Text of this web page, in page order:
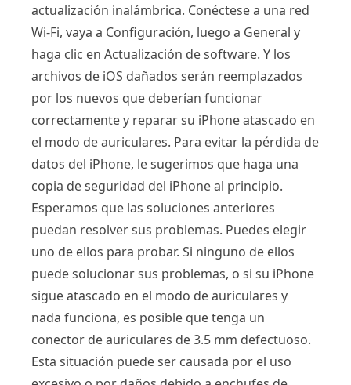
actualización inalámbrica. Conéctese a una red
Wi-Fi, vaya a Configuración, luego a General y
haga clic en Actualización de software. Y los
archivos de iOS dañados serán reemplazados
por los nuevos que deberían funcionar
correctamente y reparar su iPhone atascado en
el modo de auriculares. Para evitar la pérdida de
datos del iPhone, le sugerimos que haga una
copia de seguridad del iPhone al principio.
Esperamos que las soluciones anteriores
puedan resolver sus problemas. Puedes elegir
uno de ellos para probar. Si ninguno de ellos
puede solucionar sus problemas, o si su iPhone
sigue atascado en el modo de auriculares y
nada funciona, es posible que tenga un
conector de auriculares de 3.5 mm defectuoso.
Esta situación puede ser causada por el uso